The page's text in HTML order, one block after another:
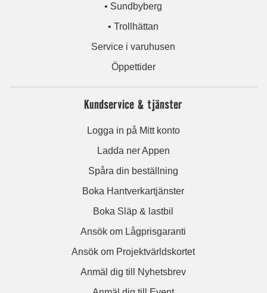
• Sundbyberg
• Trollhättan
Service i varuhusen
Öppettider
Kundservice & tjänster
Logga in på Mitt konto
Ladda ner Appen
Spåra din beställning
Boka Hantverkartjänster
Boka Släp & lastbil
Ansök om Lågprisgaranti
Ansök om Projektvärldskortet
Anmäl dig till Nyhetsbrev